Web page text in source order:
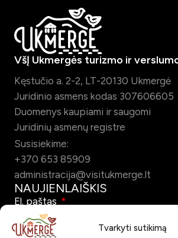
Tvarkyti sutikimą
VšĮ Ukmergės turizmo ir
Kęstučio a. 2-2, LT-20130 Ukmergė
Juridinio asmens kodas 307606605
Duomenys kaupiami ir saugomi
Juridinių asmenų registre
Susisiekime:
+370 653 85909
administracija@visitukmerge.lt
NAUJIENLAIŠKIS
El. paštas